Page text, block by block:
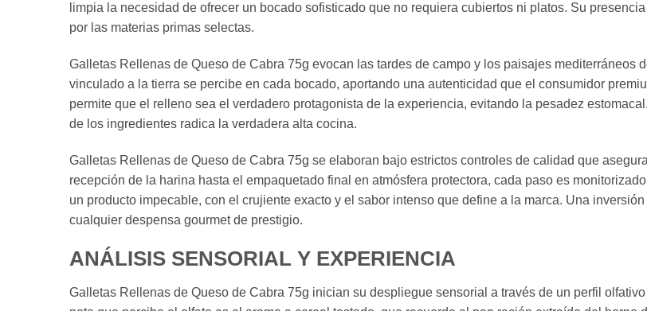
limpia la necesidad de ofrecer un bocado sofisticado que no requiera cubiertos ni platos. Su
por las materias primas selectas.
Galletas Rellenas de Queso de Cabra 75g evocan las tardes de campo y los paisajes mediterráneos
vinculado a la tierra se percibe en cada bocado, aportando una autenticidad que el consumidor
permite que el relleno sea el verdadero protagonista de la experiencia, evitando la pesadez
de los ingredientes radica la verdadera alta cocina.
Galletas Rellenas de Queso de Cabra 75g se elaboran bajo estrictos controles de calidad que
recepción de la harina hasta el empaquetado final en atmósfera protectora, cada paso es
un producto impecable, con el crujiente exacto y el sabor intenso que define a la marca. Una
cualquier despensa gourmet de prestigio.
ANÁLISIS SENSORIAL Y EXPERIENCIA
Galletas Rellenas de Queso de Cabra 75g inician su despliegue sensorial a través de un perfil